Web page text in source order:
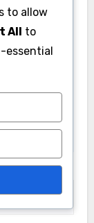
to allow
All to
essential